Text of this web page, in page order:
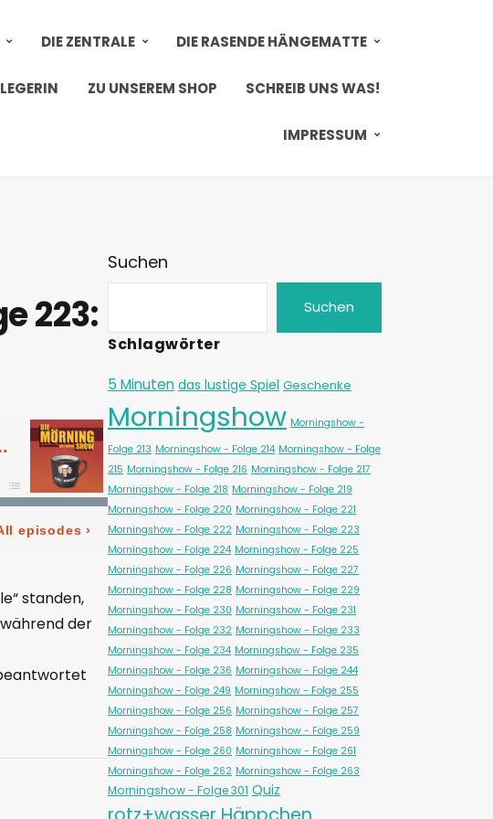
DIE ZENTRALE DIE RASENDE HÄNGEMATTE
ZU UNSEREM SHOP SCHREIB UNS WAS!
IMPRESSUM
223:
standen,
der
Suchen
Suchen
Schlagwörter
5 Minuten das lustige Spiel Geschenke
Morningshow Morningshow -
Folge 213 Morningshow - Folge 214 Morningshow - Folge
215 Morningshow - Folge 216 Morningshow - Folge 217
Morningshow - Folge 218 Morningshow - Folge 219
Morningshow - Folge 220 Morningshow - Folge 221
Morningshow - Folge 222 Morningshow - Folge 223
Morningshow - Folge 224 Morningshow - Folge 225
Morningshow - Folge 226 Morningshow - Folge 227
Morningshow - Folge 228 Morningshow - Folge 229
Morningshow - Folge 230 Morningshow - Folge 231
Morningshow - Folge 232 Morningshow - Folge 233
Morningshow - Folge 234 Morningshow - Folge 235
Morningshow - Folge 236 Morningshow - Folge 244
Morningshow - Folge 249 Morningshow - Folge 255
Morningshow - Folge 256 Morningshow - Folge 257
Morningshow - Folge 258 Morningshow - Folge 259
Morningshow - Folge 260 Morningshow - Folge 261
Morningshow - Folge 262 Morningshow - Folge 263
Morningshow - Folge 301 Quiz